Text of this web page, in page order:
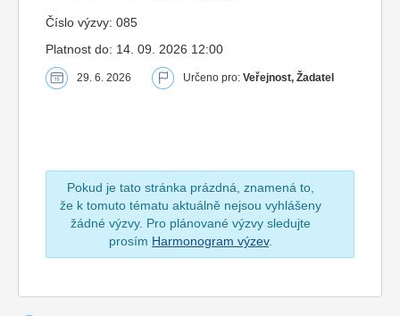
Číslo výzvy: 085
Platnost do: 14. 09. 2026 12:00
29. 6. 2026 Určeno pro: Veřejnost, Žadatel
Pokud je tato stránka prázdná, znamená to,
že k tomuto tématu aktuálně nejsou vyhlášeny
žádné výzvy. Pro plánované výzvy sledujte
prosím Harmonogram výzev.